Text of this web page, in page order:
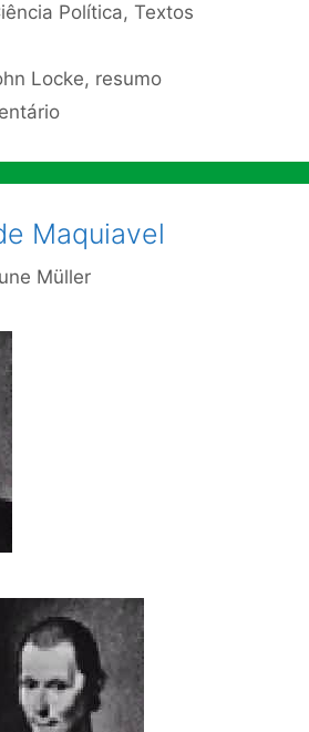
Política, Textos
Locke, resumo
Maquiavel
Müller